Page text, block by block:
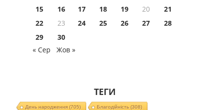
15
16 17 18 19 20
21
22
23 24 25 26 27
28
29
30
« Сер
Жов »
ТЕГИ
День народження(705) Благодійність (308)